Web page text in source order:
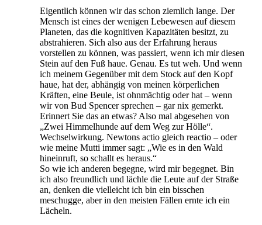
Eigentlich können wir das schon ziemlich lange. Der
Mensch ist eines der wenigen Lebewesen auf diesem
Planeten, das die kognitiven Kapazitäten besitzt, zu
abstrahieren. Sich also aus der Erfahrung heraus
vorstellen zu können, was passiert, wenn ich mir diesen
Stein auf den Fuß haue. Genau. Es tut weh. Und wenn
ich meinem Gegenüber mit dem Stock auf den Kopf
haue, hat der, abhängig von meinen körperlichen
Kräften, eine Beule, ist ohnmächtig oder hat – wenn
wir von Bud Spencer sprechen – gar nix gemerkt.
Erinnert Sie das an etwas? Also mal abgesehen von
„Zwei Himmelhunde auf dem Weg zur Hölle“.
Wechselwirkung. Newtons actio gleich reactio – oder
wie meine Mutti immer sagt: „Wie es in den Wald
hineinruft, so schallt es heraus.“
So wie ich anderen begegne, wird mir begegnet. Bin
ich also freundlich und lächle die Leute auf der Straße
an, denken die vielleicht ich bin ein bisschen
meschugge, aber in den meisten Fällen ernte ich ein
Lächeln.